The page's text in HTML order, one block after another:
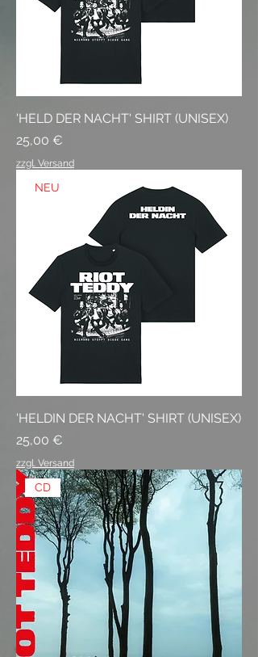
'HELD DER NACHT' SHIRT (UNISEX)
Preis
25,00 €
zzgl. Versand
NEU
'HELDIN DER NACHT' SHIRT (UNISEX)
Preis
25,00 €
zzgl. Versand
CD